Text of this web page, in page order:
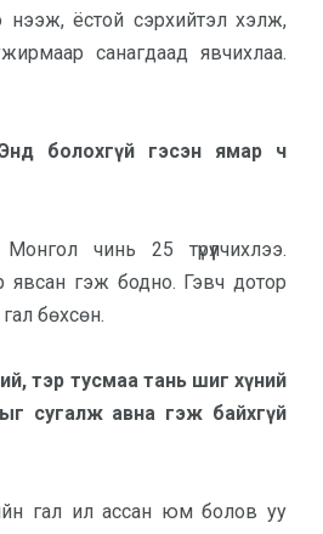
нээж, ёстой сэрхийтэл хэлж,
санагдаад явчихлаа.
болохгүй гэсэн ямар ч
чинь 25 түрүүлчихлээ.
явсан гэж бодно. Гэвч дотор
бөхсөн.
тэр тус­маа тань шиг хүний
сугалж авна гэж байх­гүй
гал ил ассан юм болов уу